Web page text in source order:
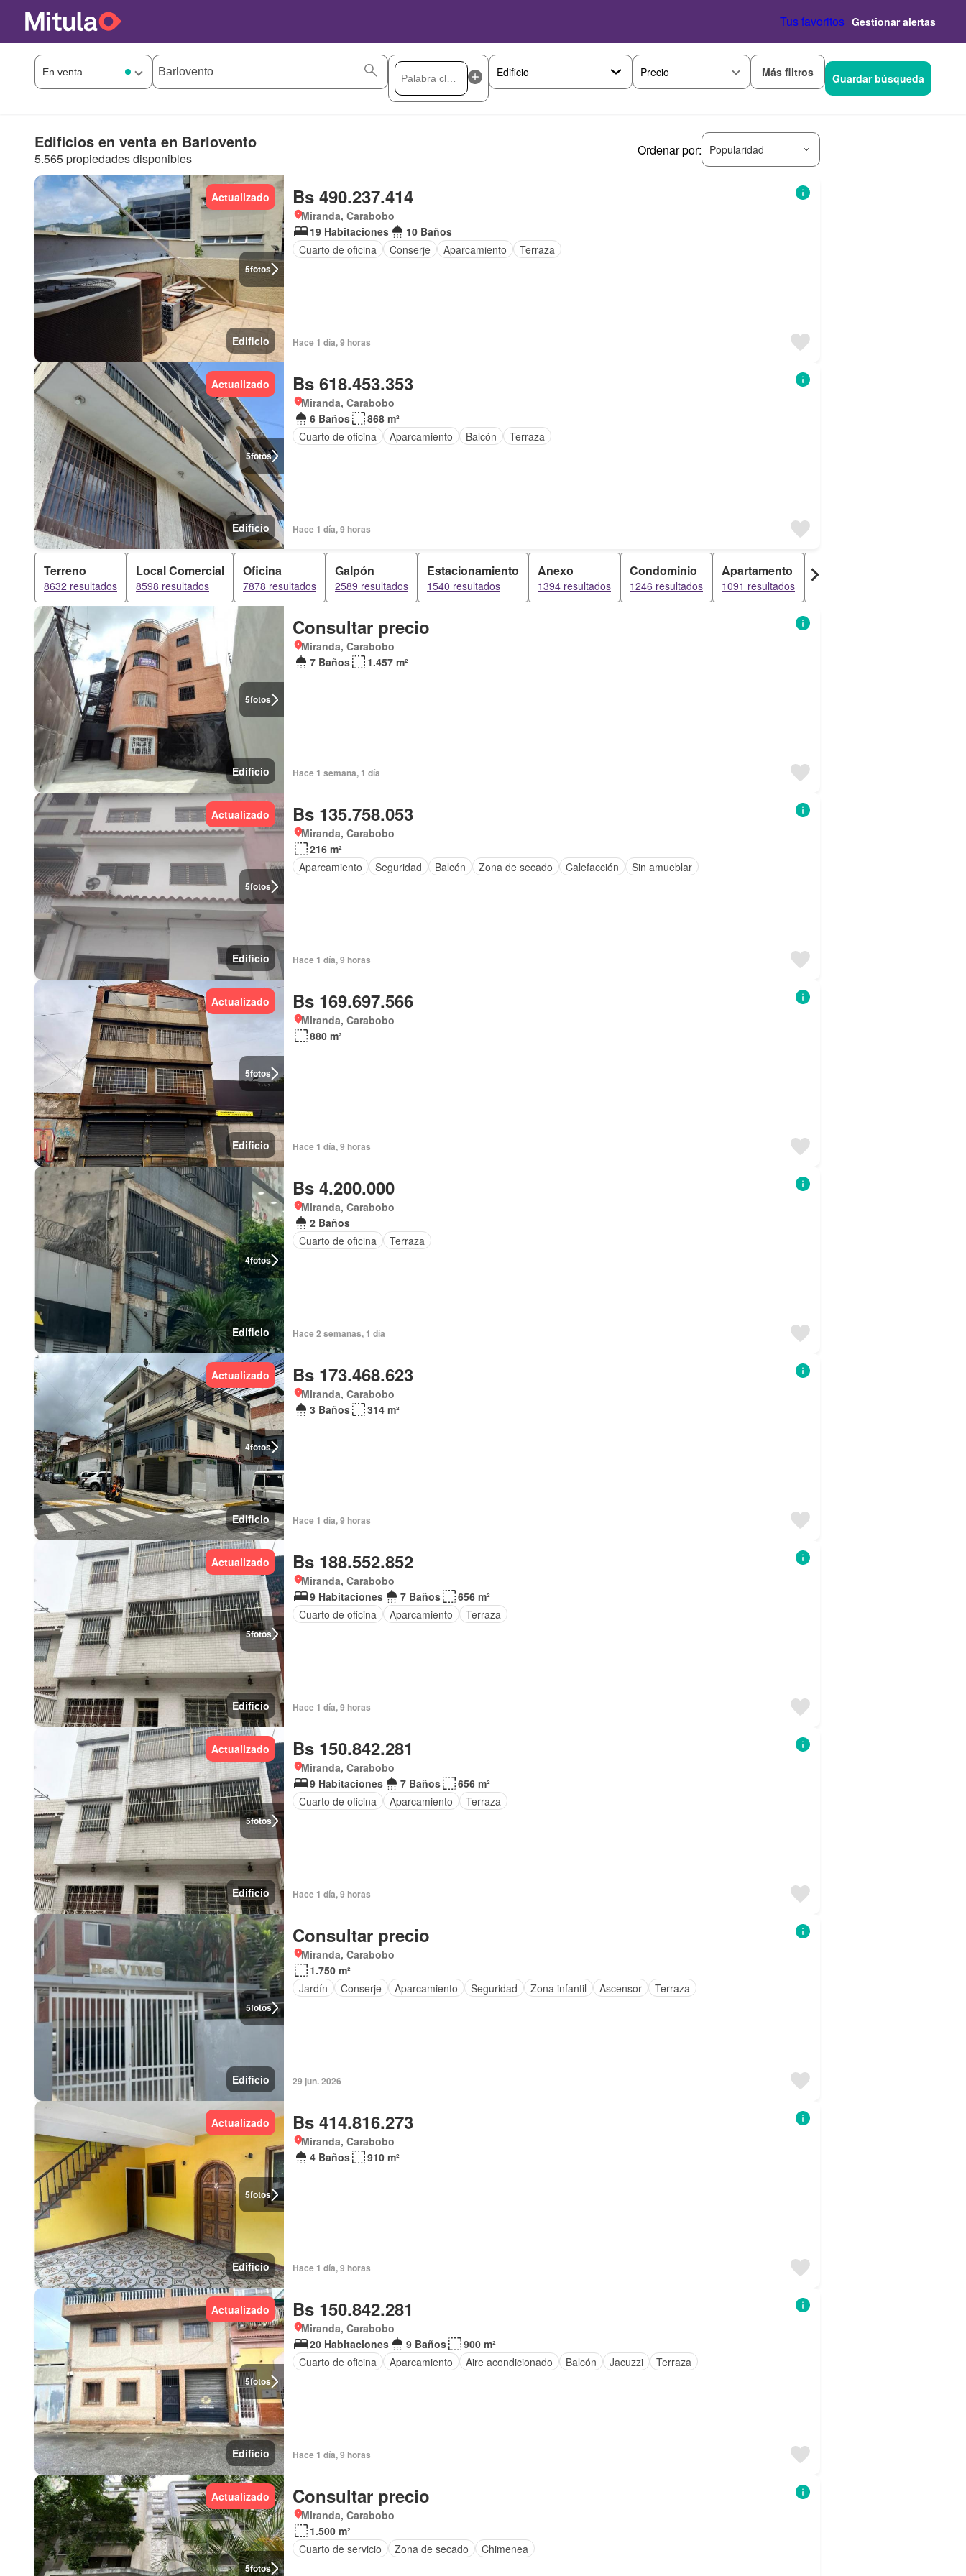
Tus favoritos Gestionar alertas
Precio Más filtros Guardar búsqueda
Edificios en venta en Barlovento
5.565 propiedades disponibles
Ordenar por: Popularidad
5fotos
Actualizado
Edificio
Bs 490.237.414
Miranda, Carabobo
19 Habitaciones
10 Baños
Cuarto de oficina
Conserje Aparcamiento Terraza
Hace 1 día, 9 horas
5fotos
Actualizado
Edificio
Bs 618.453.353
Miranda, Carabobo
6 Baños
868 m²
Cuarto de oficina
Aparcamiento Balcón Terraza
Hace 1 día, 9 horas
Terreno
8632 resultados
Local Comercial
8598 resultados
Oficina
7878 resultados
Galpón
2589 resultados
Estacionamiento
1540 resultados
Anexo
1394 resultados
Condominio
1246 resultados
Apartamento
1091 resultados
Dúplex
5fotos
Edificio
Consultar precio
Miranda, Carabobo
7 Baños
1.457 m²
Hace 1 semana, 1 día
5fotos
Actualizado
Edificio
Bs 135.758.053
Miranda, Carabobo
216 m²
Aparcamiento
Seguridad Balcón Zona de secado Calefacción Sin amueblar
Hace 1 día, 9 horas
5fotos
Actualizado
Edificio
Bs 169.697.566
Miranda, Carabobo
880 m²
Hace 1 día, 9 horas
4fotos
Edificio
Bs 4.200.000
Miranda, Carabobo
2 Baños
Cuarto de oficina
Terraza
Hace 2 semanas, 1 día
4fotos
Actualizado
Edificio
Bs 173.468.623
Miranda, Carabobo
3 Baños
314 m²
Hace 1 día, 9 horas
5fotos
Actualizado
Edificio
Bs 188.552.852
Miranda, Carabobo
9 Habitaciones
7 Baños
656 m²
Cuarto de oficina
Aparcamiento Terraza
Hace 1 día, 9 horas
5fotos
Actualizado
Edificio
Bs 150.842.281
Miranda, Carabobo
9 Habitaciones
7 Baños
656 m²
Cuarto de oficina
Aparcamiento Terraza
Hace 1 día, 9 horas
5fotos
Edificio
Consultar precio
Miranda, Carabobo
1.750 m²
Jardín
Conserje Aparcamiento Seguridad Zona infantil Ascensor Terraza
29 jun. 2026
5fotos
Actualizado
Edificio
Bs 414.816.273
Miranda, Carabobo
4 Baños
910 m²
Hace 1 día, 9 horas
5fotos
Actualizado
Edificio
Bs 150.842.281
Miranda, Carabobo
20 Habitaciones
9 Baños
900 m²
Cuarto de oficina
Aparcamiento Aire acondicionado Balcón Jacuzzi Terraza
Hace 1 día, 9 horas
5fotos
Actualizado Consultar precio
Miranda, Carabobo
1.500 m²
Cuarto de servicio
Zona de secado Chimenea